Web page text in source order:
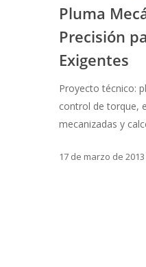
Pluma
Precisión
Exigentes
Proyecto técnico:
control de torque,
mecanizadas y
17 de marzo de 2013